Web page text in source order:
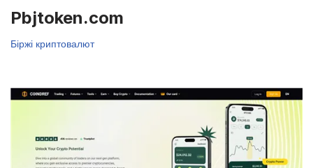
Pbjtoken.com
Біржі криптовалют